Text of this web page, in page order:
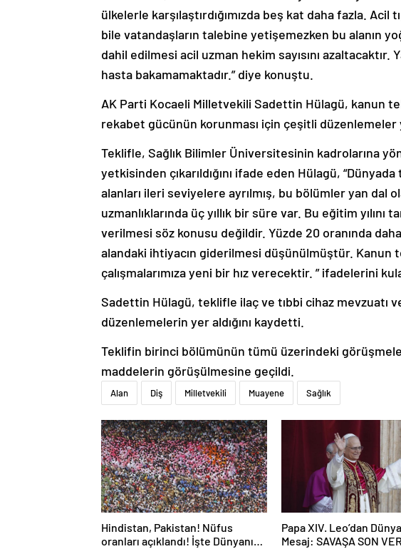
ülkelerle karşılaştırdığımızda beş kat daha fazla. Acil
bile vatandaşların talebine yetişemezken bu alanın
dahil edilmesi acil uzman hekim sayısını azaltacaktır.
hasta bakamamaktadır.” diye konuştu.
AK Parti Kocaeli Milletvekili Sadettin Hülagü, kanun
rekabet gücünün korunması için çeşitli düzenlemeler
Teklifle, Sağlık Bilimler Üniversitesinin kadrolarına
yetkisinden çıkarıldığını ifade eden Hülagü,
alanları ileri seviyelere ayrılmış, bu bölümler yan dal
uzmanlıklarında üç yıllık bir süre var. Bu eğitim
verilmesi söz konusu değildir. Yüzde 20 oranında
alandaki ihtiyacın giderilmesi düşünülmüştür. Kanun
çalışmalarımıza yeni bir hız verecektir. ” ifadelerini
Sadettin Hülagü, teklifle ilaç ve tıbbi cihaz mevzuatı
düzenlemelerin yer aldığını kaydetti.
Teklifin birinci bölümünün tümü üzerindeki
maddelerin görüşülmesine geçildi.
Alan Diş Milletvekili Muayene Sağlık
Hindistan, Pakistan! Nüfus
oranları açıklandı! İşte Dünyanın
Papa XIV. Leo’dan
Mesaj: SAVAŞA SON